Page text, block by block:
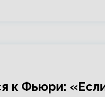
к Фьюри: